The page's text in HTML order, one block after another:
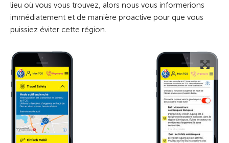
lieu où vous vous trouvez, alors nous vous informerions
immédiatement et de manière proactive pour que vous
puissiez éviter cette région.